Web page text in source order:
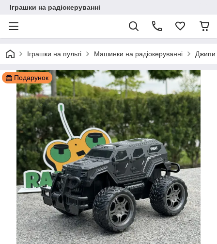
Іграшки на радіокеруванні
Іграшки на пульті Машинки на радіокеруванні Джипи
Подарунок